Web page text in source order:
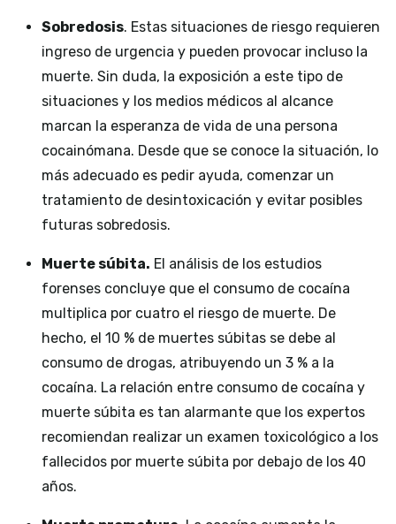
Sobredosis. Estas situaciones de riesgo requieren
ingreso de urgencia y pueden provocar incluso la
muerte. Sin duda, la exposición a este tipo de
situaciones y los medios médicos al alcance
marcan la esperanza de vida de una persona
cocainómana. Desde que se conoce la situación, lo
más adecuado es pedir ayuda, comenzar un
tratamiento de desintoxicación y evitar posibles
futuras sobredosis.
Muerte súbita. El análisis de los estudios
forenses concluye que el consumo de cocaína
multiplica por cuatro el riesgo de muerte. De
hecho, el 10 % de muertes súbitas se debe al
consumo de drogas, atribuyendo un 3 % a la
cocaína. La relación entre consumo de cocaína y
muerte súbita es tan alarmante que los expertos
recomiendan realizar un examen toxicológico a los
fallecidos por muerte súbita por debajo de los 40
años.